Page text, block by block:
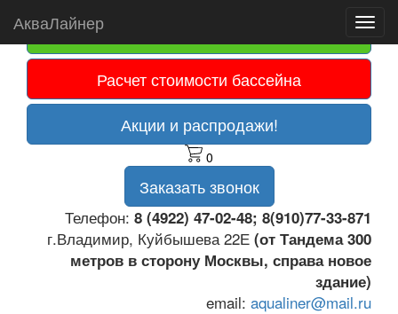
АкваЛайнер
Расчет стоимости бассейна
Акции и распродажи!
0
Заказать звонок
Телефон: 8 (4922) 47-02-48; 8(910)77-33-871
г.Владимир, Куйбышева 22Е (от Тандема 300
метров в сторону Москвы, справа новое
здание)
email: aqualiner@mail.ru